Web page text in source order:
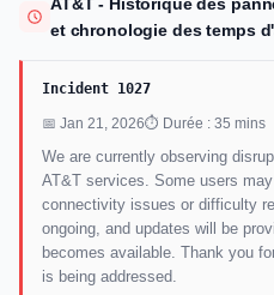
AT&T - Historique des
et chronologie des temps
Incident 1027
📅 Jan 21, 2026⏱ Durée : 35 mins
We are currently observing
AT&T services. Some users
connectivity issues or difficulty
ongoing, and updates will be
becomes available. Thank you
is being addressed.